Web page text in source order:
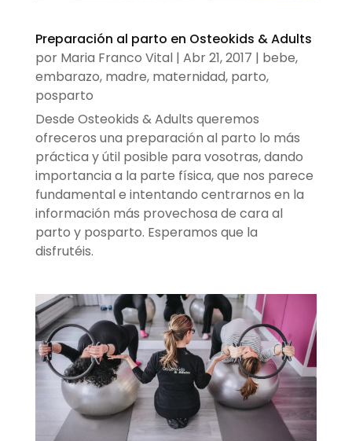
Preparación al parto en Osteokids & Adults
por Maria Franco Vital| Abr 21, 2017 | bebe,
embarazo, madre, maternidad, parto,
posparto
Desde Osteokids & Adults queremos
ofreceros una preparación al parto lo más
práctica y útil posible para vosotras, dando
importancia a la parte física, que nos parece
fundamental e intentando centrarnos en la
información más provechosa de cara al
parto y posparto. Esperamos que la
disfrutéis.